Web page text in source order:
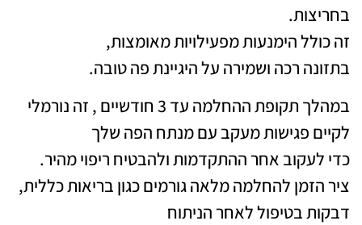
בחריצות.
זה כולל הימנעות מפעילויות מאומצות,
בתזונה רכה ושמירה על היגיינת פה טובה.
במהלך תקופת ההחלמה עד 3 חודשיים , זה נורמלי
לקיים פגישות מעקב עם מנתח הפה שלך
כדי לעקוב אחר ההתקדמות ולהבטיח ריפוי מהיר.
ציר הזמן להחלמה מלאה גורמים כגון בריאות כללית,
דבקות בטיפול לאחר הניתוח